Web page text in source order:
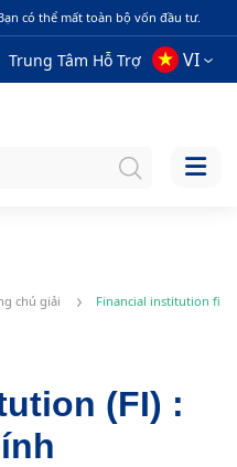
có thể mất toàn bộ vốn đầu tư.
Trung Tâm Hỗ Trợ VI
chú giải
Financial institution fi
(FI) :